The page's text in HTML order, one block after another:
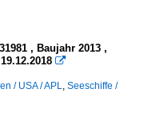
, Baujahr 2013 ,

/ USA / APL, Seeschiffe /